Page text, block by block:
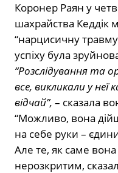
Коронер Раян у
шахрайства Кеддік
“нарцисичну
успіху була
“Розслідування та
все, викликали у
відчай”, – сказала
“Можливо, вона
на себе руки –
Але те, як саме
нерозкритим,